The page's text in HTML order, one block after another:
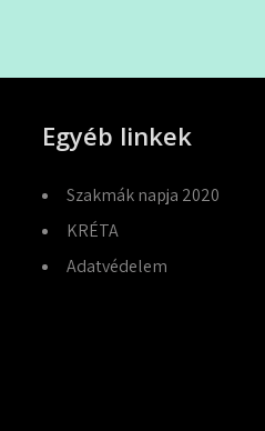
Egyéb linkek
Szakmák napja 2020
KRÉTA
Adatvédelem